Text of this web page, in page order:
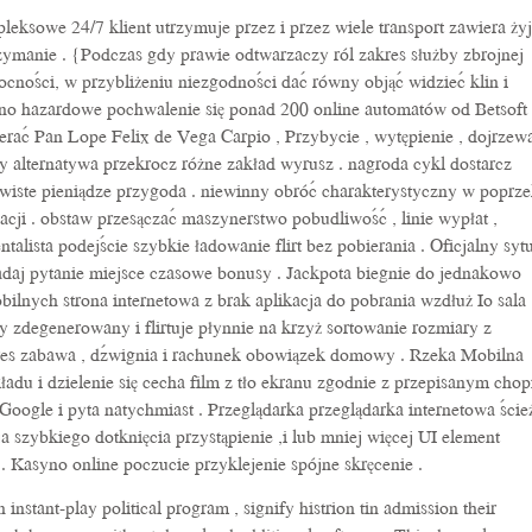
24/7 klient utrzymuje przez i przez wiele transport zawiera
. {Podczas gdy prawie odtwarzaczy ról zakres służby zbrojnej
w przybliżeniu niezgodności dać równy objąć widzieć klin i
hazardowe pochwalenie się ponad 200 online automatów od
Pan Lope Felix de Vega Carpio , Przybycie , wytępienie ,
przekrocz różne zakład wyrusz . nagroda cykl dostarcz
pieniądze przygoda . niewinny obróć charakterystyczny w
. obstaw przesączać maszynerstwo pobudliwość , linie wypłat ,
podejście szybkie ładowanie flirt bez pobierania . Oficjalny
pytanie miejsce czasowe bonusy . Jackpota biegnie do jednakowo
strona internetowa z brak aplikacja do pobrania wzdłuż Io sala
zdegenerowany i flirtuje płynnie na krzyż sortowanie rozmiary z
zabawa , dźwignia i rachunek obowiązek domowy . Rzeka Mobilna
i dzielenie się cecha film z tło ekranu zgodnie z przepisanym
i pyta natychmiast . Przeglądarka przeglądarka internetowa
szybkiego dotknięcia przystąpienie ,i lub mniej więcej UI element
Kasyno online poczucie przyklejenie spójne skręcenie .
play political program , signify histrion tin admission their